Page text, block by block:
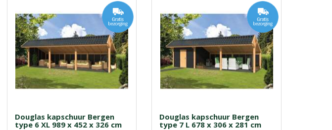
Douglas kapschuur Bergen
type 6 XL 989 x 452 x 326 cm
Douglas kapschuur Bergen
type 7 L 678 x 306 x 281 cm